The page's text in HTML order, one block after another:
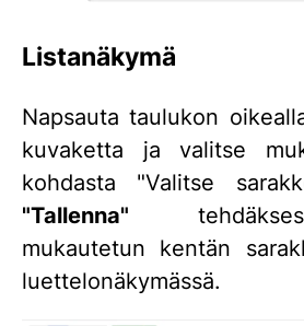
Listanäkymä
Napsauta taulukon
kuvaketta ja valitse
kohdasta "Valitse
"Tallenna"
mukautetun kentän
luettelonäkymässä.